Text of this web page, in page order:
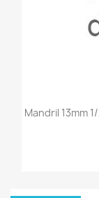
Mandril 13mm